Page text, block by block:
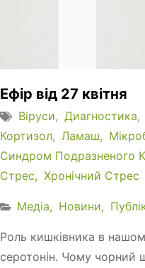
Ефір від 27 квітня
Віруси Диагностика
Кортизол
Ламаш
Синдром Подразненого
Стрес
Хронічний Стрес
Медіа Новини
Роль кишківника в
серотонін. Чому чорний